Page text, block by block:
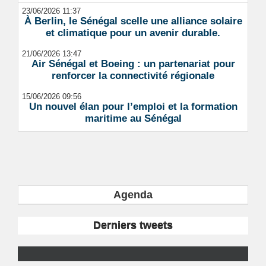
23/06/2026 11:37
À Berlin, le Sénégal scelle une alliance solaire
et climatique pour un avenir durable.
21/06/2026 13:47
Air Sénégal et Boeing : un partenariat pour
renforcer la connectivité régionale
15/06/2026 09:56
Un nouvel élan pour l’emploi et la formation
maritime au Sénégal
Agenda
Derniers tweets